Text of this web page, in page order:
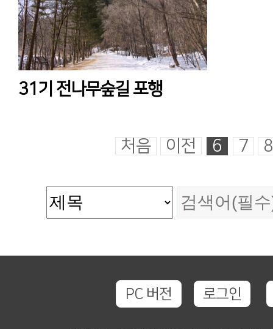
31기 전나무숲길 포행
처음 이전 6 7 8
PC 버전 로그인